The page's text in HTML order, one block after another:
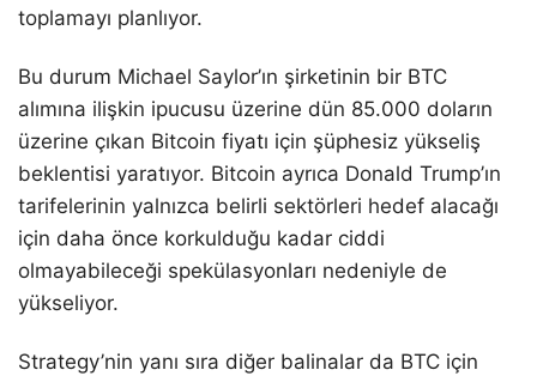
toplamayı planlıyor.
Bu durum Michael Saylor’ın şirketinin bir BTC
alımına ilişkin ipucusu üzerine dün 85.000 doların
üzerine çıkan Bitcoin fiyatı için şüphesiz yükseliş
beklentisi yaratıyor. Bitcoin ayrıca Donald Trump’ın
tarifelerinin yalnızca belirli sektörleri hedef alacağı
için daha önce korkulduğu kadar ciddi
olmayabileceği spekülasyonları nedeniyle de
yükseliyor.
Strategy’nin yanı sıra diğer balinalar da BTC için